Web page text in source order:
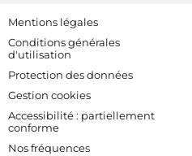
Footer bottom
Mentions légales
Conditions générales
d'utilisation
Protection des données
Gestion cookies
Accessibilité : partiellement
conforme
Nos fréquences